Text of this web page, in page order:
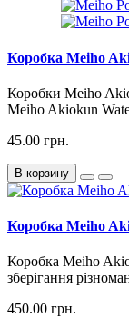
Коробка Meiho
Коробки Meiho
Meiho Akiokun
45.00 грн.
В корзину
Коробка Meiho
Коробка Meiho
зберігання
450.00 грн.